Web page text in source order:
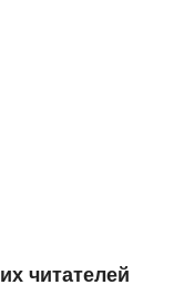
читателей